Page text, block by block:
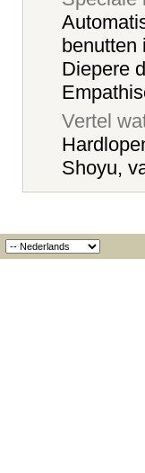
benutten
Diepere
Vertel
Shoyu,